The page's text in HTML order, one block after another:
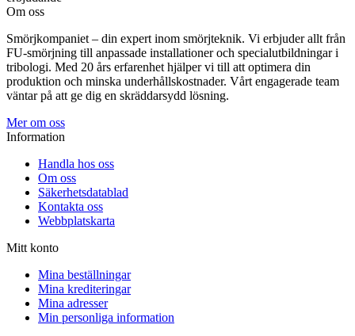
Om oss
Smörjkompaniet – din expert inom smörjteknik. Vi erbjuder allt från
FU-smörjning till anpassade installationer och specialutbildningar i
tribologi. Med 20 års erfarenhet hjälper vi till att optimera din
produktion och minska underhållskostnader. Vårt engagerade team
väntar på att ge dig en skräddarsydd lösning.
Mer om oss
Information
Handla hos oss
Om oss
Säkerhetsdatablad
Kontakta oss
Webbplatskarta
Mitt konto
Mina beställningar
Mina krediteringar
Mina adresser
Min personliga information